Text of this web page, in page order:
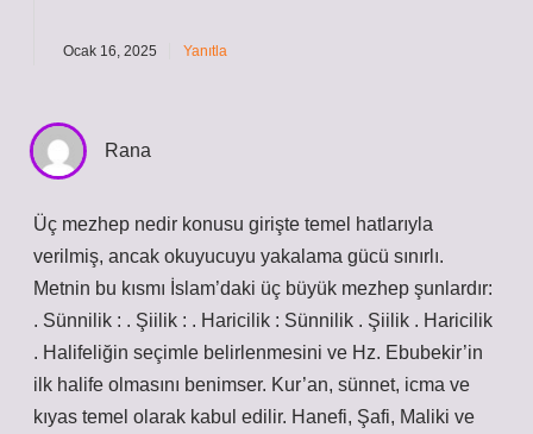
Ocak 16, 2025 Yanıtla
Rana
Üç mezhep nedir konusu girişte temel hatlarıyla
verilmiş, ancak okuyucuyu yakalama gücü sınırlı.
Metnin bu kısmı İslam’daki üç büyük mezhep şunlardır:
. Sünnilik : . Şiilik : . Haricilik : Sünnilik . Şiilik . Haricilik
. Halifeliğin seçimle belirlenmesini ve Hz. Ebubekir’in
ilk halife olmasını benimser. Kur’an, sünnet, icma ve
kıyas temel olarak kabul edilir. Hanefi, Şafi, Maliki ve